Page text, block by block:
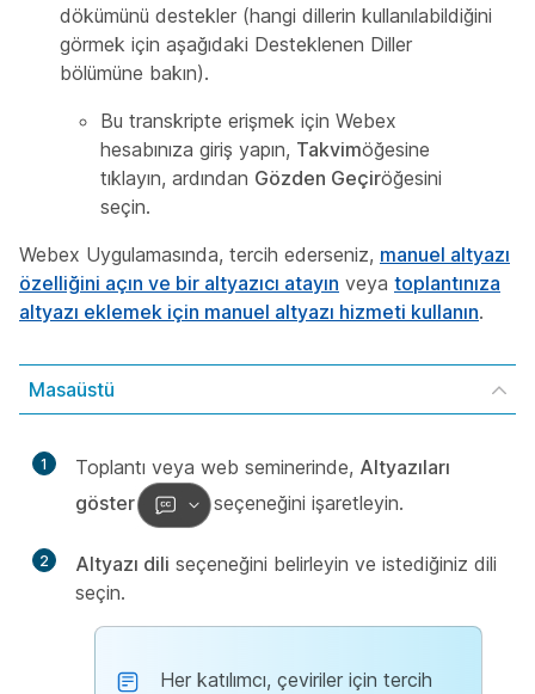
dökümünü destekler (hangi dillerin kullanılabildiğini
görmek için aşağıdaki Desteklenen Diller
bölümüne bakın).
Bu transkripte erişmek için Webex
hesabınıza giriş yapın, Takvimöğesine
tıklayın, ardından Gözden Geçiröğesini
seçin.
Webex Uygulamasında, tercih ederseniz, manuel altyazı
özelliğini açın ve bir altyazıcı atayın veya toplantınıza
altyazı eklemek için manuel altyazı hizmeti kullanın.
Masaüstü
1 Toplantı veya web seminerinde, Altyazıları
göster
seçeneğini işaretleyin.
2 Altyazı dili seçeneğini belirleyin ve istediğiniz dili
seçin.
Her katılımcı, çeviriler için tercih